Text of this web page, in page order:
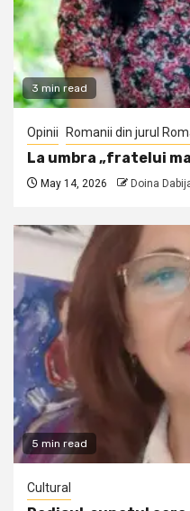
3 min read
Opinii Romanii din jurul
La umbra „fratelui
May 14, 2026 Doina
5 min read
Cultural